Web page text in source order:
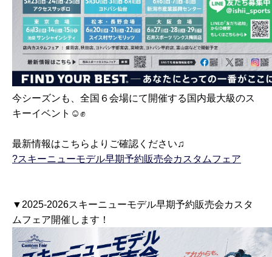
今シーズンも、全国６会場にて開催する国内最大級のス
キーイベント☺✊
最新情報はこちらよりご確認ください♫
?スキーニューモデル早期予約販売会カスタムフェア
▼2025-2026スキーニューモデル早期予約販売会カスタ
ムフェア開催します！